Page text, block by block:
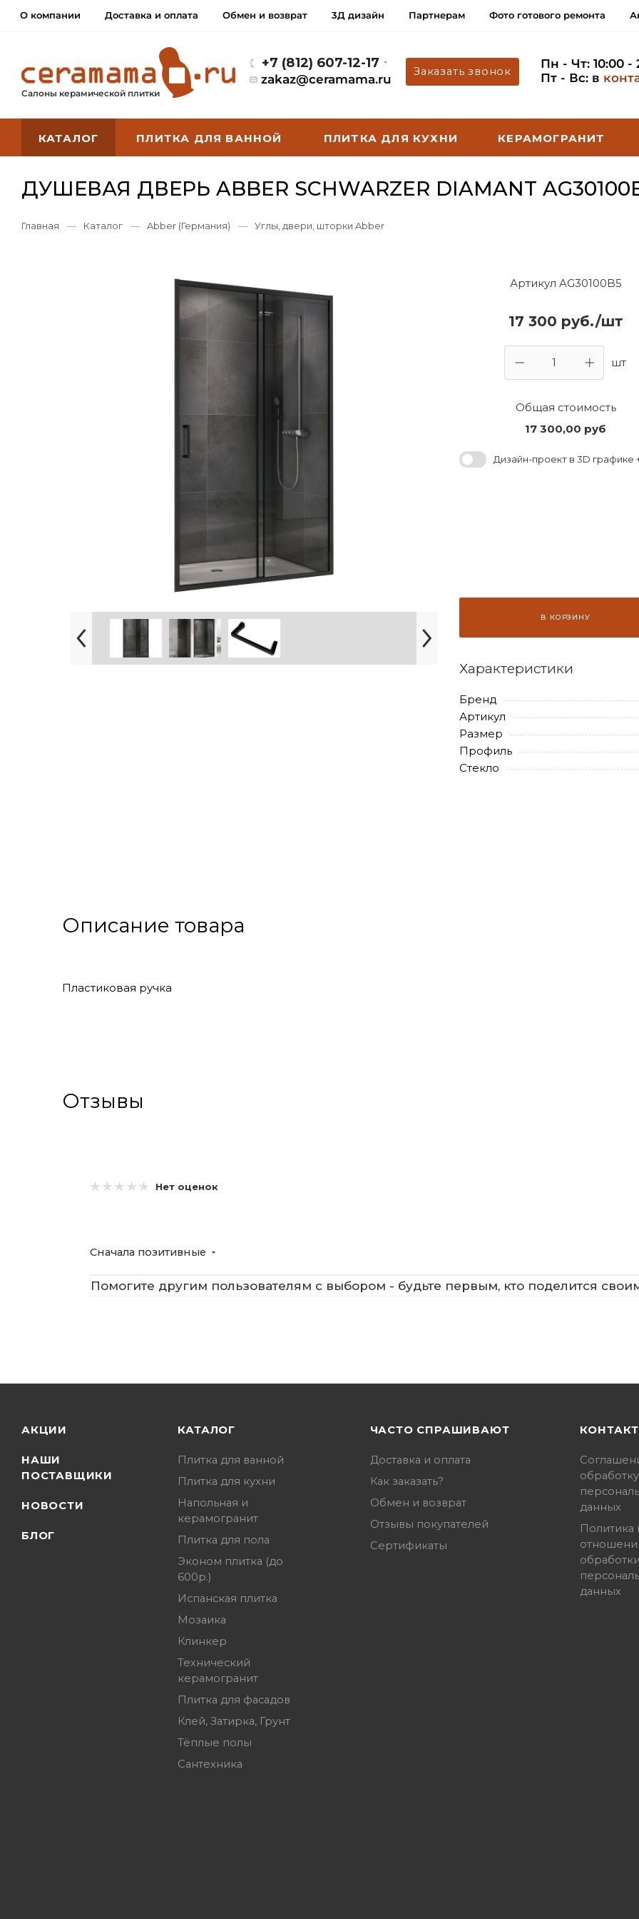
О компании Доставка и оплата Обмен и возврат 3Д дизайн Партнерам Фото готового ремонта
Салоны керамической плитки
+7 (812) 607-12-17
zakaz@ceramama.ru
Заказать звонок
Пн - Чт: 10:00 -
Пт - Вс: в
КАТАЛОГ ПЛИТКА ДЛЯ ВАННОЙ ПЛИТКА ДЛЯ КУХНИ КЕРАМОГРАНИТ
ДУШЕВАЯ ДВЕРЬ ABBER SCHWARZER DIAMANT
Главная — Каталог — Abber (Германия) — Углы, двери, шторки Abber
Артикул AG30100B5
17 300 руб./шт
шт
Общая стоимость
17 300,00 руб
Дизайн-проект в 3D графике
В КОРЗИНУ
Характеристики
Бренд
Артикул
Размер
Профиль
Стекло
Описание товара
Пластиковая ручка
Отзывы
Нет оценок
Сначала позитивные
Помогите другим пользователям с выбором - будьте первым, кто поделится
АКЦИИ
НАШИ
ПОСТАВЩИКИ
НОВОСТИ
БЛОГ
КАТАЛОГ
Плитка для ванной
Плитка для кухни
Напольная и
керамогранит
Плитка для пола
Эконом плитка (до
600р.)
Испанская плитка
Мозаика
Клинкер
Технический
керамогранит
Плитка для фасадов
Клей, Затирка, Грунт
Тёплые полы
Сантехника
ЧАСТО СПРАШИВАЮТ
Доставка и оплата
Как заказать?
Обмен и возврат
Отзывы покупателей
Сертификаты
обработку
данных
Политика
обработки
данных